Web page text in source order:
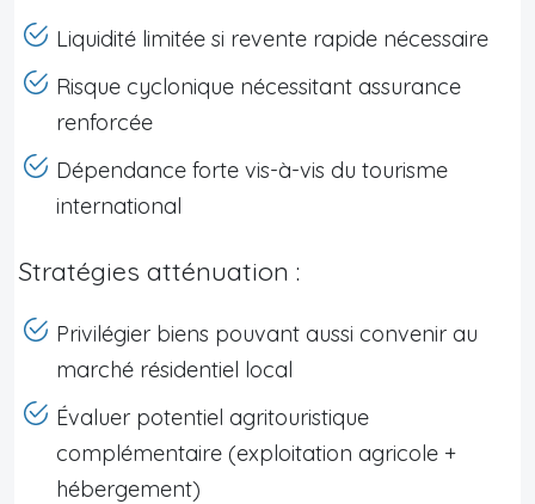
Liquidité limitée si revente rapide nécessaire
Risque cyclonique nécessitant assurance
renforcée
Dépendance forte vis-à-vis du tourisme
international
Stratégies atténuation :
Privilégier biens pouvant aussi convenir au
marché résidentiel local
Évaluer potentiel agritouristique
complémentaire (exploitation agricole +
hébergement)